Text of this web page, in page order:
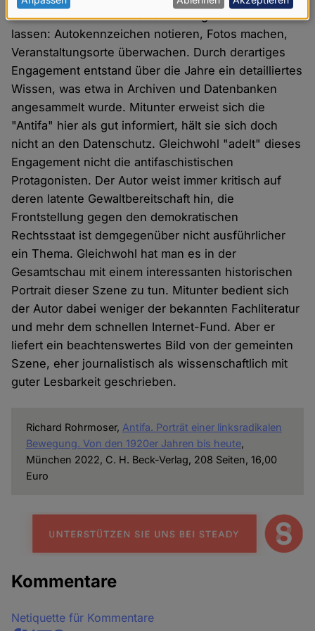
an ein nachrichtendienstliches Vorgehen denken
lassen: Autokennzeichen notieren, Fotos machen,
Veranstaltungsorte überwachen. Durch derartiges
Engagement entstand über die Jahre ein detailliertes
Wissen, was etwa in Archiven und Datenbanken
angesammelt wurde. Mitunter erweist sich die
"Antifa" hier als gut informiert, hält sie sich doch
nicht an den Datenschutz. Gleichwohl "adelt" dieses
Engagement nicht die antifaschistischen
Protagonisten. Der Autor weist immer kritisch auf
deren latente Gewaltbereitschaft hin, die
Frontstellung gegen den demokratischen
Rechtsstaat ist demgegenüber nicht ausführlicher
ein Thema. Gleichwohl hat man es in der
Gesamtschau mit einem interessanten historischen
Portrait dieser Szene zu tun. Mitunter bedient sich
der Autor dabei weniger der bekannten Fachliteratur
und mehr dem schnellen Internet-Fund. Aber er
liefert ein beachtenswertes Bild von der gemeinten
Szene, eher journalistisch als wissenschaftlich mit
guter Lesbarkeit geschrieben.
Richard Rohrmoser, Antifa. Porträt einer linksradikalen
Bewegung. Von den 1920er Jahren bis heute,
München 2022, C. H. Beck-Verlag, 208 Seiten, 16,00
Euro
Kommentare
Netiquette für Kommentare
Daten
und
Cookies